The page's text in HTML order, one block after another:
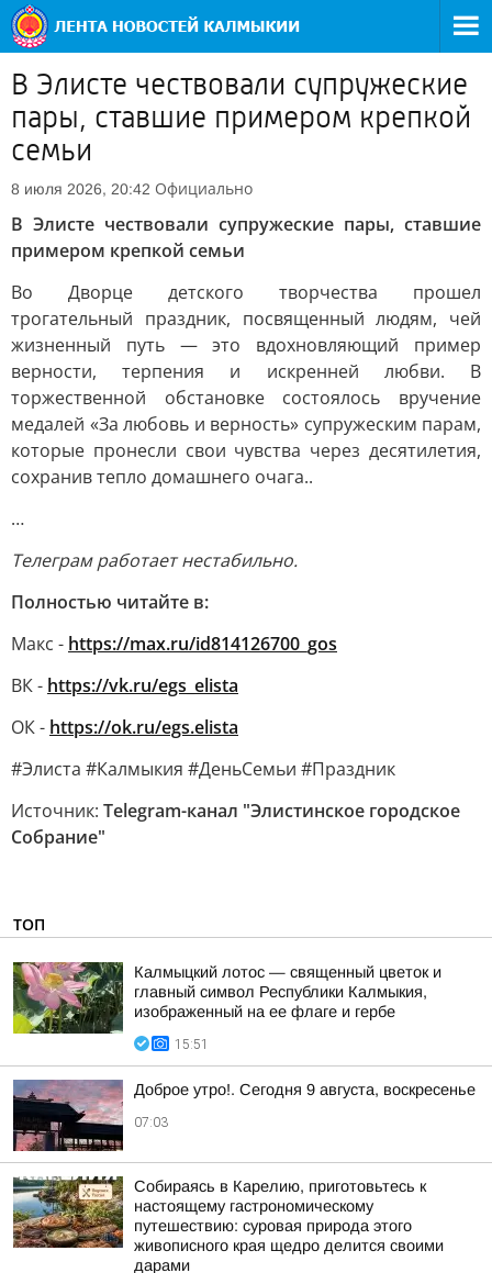
В Элисте чествовали супружеские
пары, ставшие примером крепкой
семьи
8 июля 2026, 20:42 Официально
В Элисте чествовали супружеские пары, ставшие
примером крепкой семьи
Во Дворце детского творчества прошел
трогательный праздник, посвященный людям, чей
жизненный путь — это вдохновляющий пример
верности, терпения и искренней любви. В
торжественной обстановке состоялось вручение
медалей «За любовь и верность» супружеским парам,
которые пронесли свои чувства через десятилетия,
сохранив тепло домашнего очага..
…
Телеграм работает нестабильно.
Полностью читайте в:
Макс - https://max.ru/id814126700_gos
ВК - https://vk.ru/egs_elista
ОК - https://ok.ru/egs.elista
#Элиста #Калмыкия #ДеньСемьи #Праздник
Источник: Telegram-канал "Элистинское городское
Собрание"
ТОП
Калмыцкий лотос — священный цветок и
главный символ Республики Калмыкия,
изображенный на ее флаге и гербе
15:51
Доброе утро!. Сегодня 9 августа, воскресенье
07:03
Собираясь в Карелию, приготовьтесь к
настоящему гастрономическому
путешествию: суровая природа этого
живописного края щедро делится своими
дарами